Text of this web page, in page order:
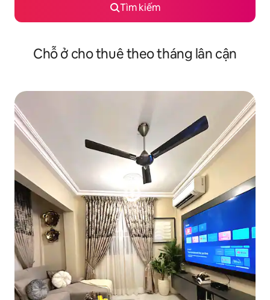
Tìm kiếm
Chỗ ở cho thuê theo tháng lân cận